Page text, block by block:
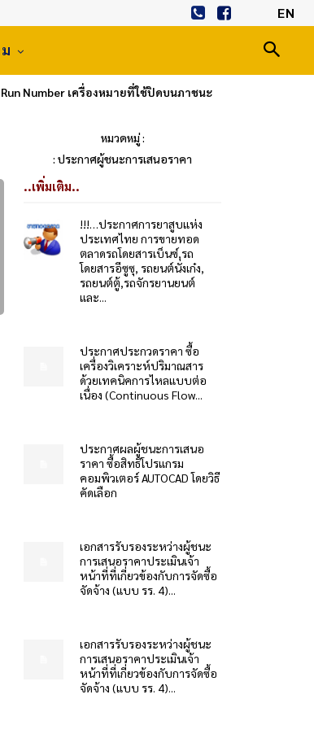
EN
Number เครื่องหมายที่ใช้ปิดบนภาชนะ
หมวดหมู่ :
: ประกาศผู้ชนะการเสนอราคา
..เพิ่มเติม..
!!!…ประกาศการยาสูบแห่ง
ประเทศไทย การขายทอด
ตลาดรถโดยสารเบ็นซ์,รถ
โดยสารอีซูซุ, รถยนต์นั่งเก๋ง,
รถยนต์ตู้,รถจักรยานยนต์
และ...
ประกาศประกวดราคา ซื้อ
เครื่องวิเคราะห์ปริมาณสาร
ด้วยเทคนิคการไหลแบบต่อ
เนื่อง (Continuous Flow...
ประกาศผลผู้ชนะการเสนอ
ราคา ซื้อสิทธิโปรแกรม
คอมพิวเตอร์ AUTOCAD โดยวิธี
คัดเลือก
เอกสารรับรองระหว่างผู้ชนะ
การเสนอราคาประเมินเจ้า
หน้าที่ที่เกี่ยวข้องกับการจัดซื้อ
จัดจ้าง (แบบ รร. 4)...
เอกสารรับรองระหว่างผู้ชนะ
การเสนอราคาประเมินเจ้า
หน้าที่ที่เกี่ยวข้องกับการจัดซื้อ
จัดจ้าง (แบบ รร. 4)...